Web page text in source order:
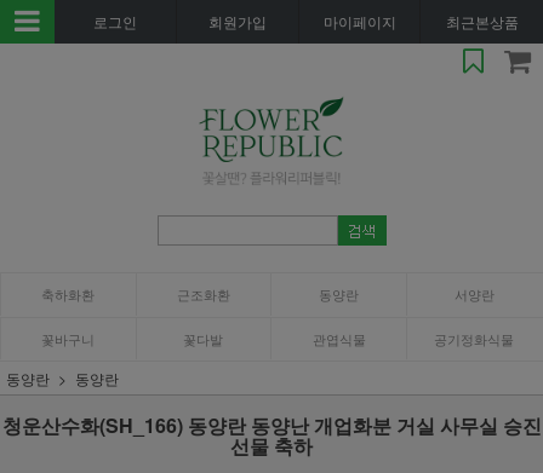
로그인 회원가입 마이페이지 최근본상품
축하화환 근조화환 동양란 서양란
꽃바구니 꽃다발 관엽식물 공기정화식물
동양란 동양란
청운산수화(SH_166) 동양란 동양난 개업화분 거실 사무실 승진
선물 축하